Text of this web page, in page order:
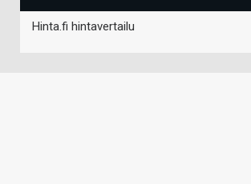
Hinta.fi hintavertailu